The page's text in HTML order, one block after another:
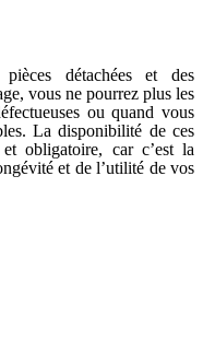
détachées et des
vous ne pourrez plus les
ou quand vous
La disponibilité de ces
obligatoire, car c’est la
et de l’utilité de vos